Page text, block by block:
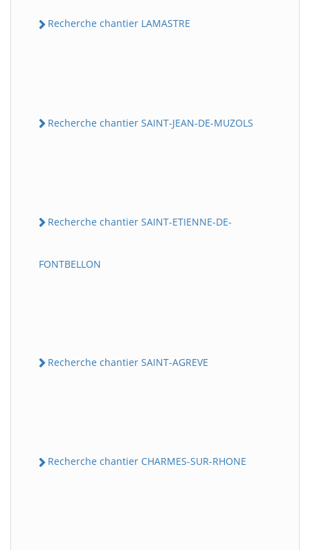
Recherche chantier LAMASTRE
Recherche chantier SAINT-JEAN-DE-MUZOLS
Recherche chantier SAINT-ETIENNE-DE-
FONTBELLON
Recherche chantier SAINT-AGREVE
Recherche chantier CHARMES-SUR-RHONE